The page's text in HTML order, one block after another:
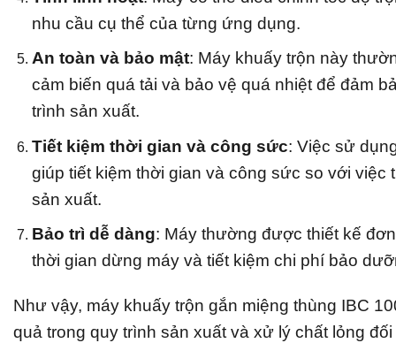
nhu cầu cụ thể của từng ứng dụng.
An toàn và bảo mật: Máy khuấy trộn này
cảm biến quá tải và bảo vệ quá nhiệt để đảm
trình sản xuất.
Tiết kiệm thời gian và công sức: Việc sử
giúp tiết kiệm thời gian và công sức so với việc
sản xuất.
Bảo trì dễ dàng: Máy thường được thiết kế
thời gian dừng máy và tiết kiệm chi phí bảo
Như vậy, máy khuấy trộn gắn miệng thùng IBC
quả trong quy trình sản xuất và xử lý chất lỏng